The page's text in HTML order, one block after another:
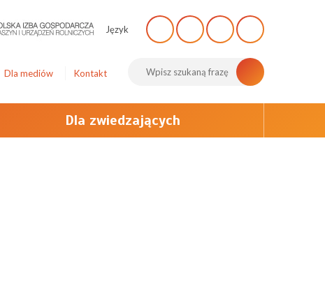
Język
Dla mediów Kontakt
Dla zwiedzających